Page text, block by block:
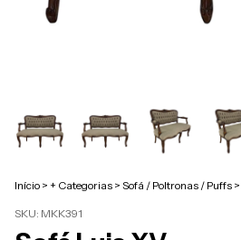
Início > + Categorias > Sofá / Poltronas / Puffs >
SKU: MKK391